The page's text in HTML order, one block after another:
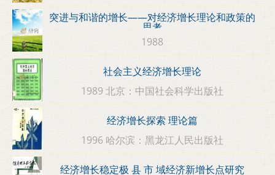
突进与和谐的增长——对经济增长理论和政策的
思考
1988
社会主义经济增长理论
1989 北京：中国社会科学出版社
经济增长探索 理论篇
1996 哈尔滨：黑龙江人民出版社
经济增长稳定极 县 市 域经济新增长点研究